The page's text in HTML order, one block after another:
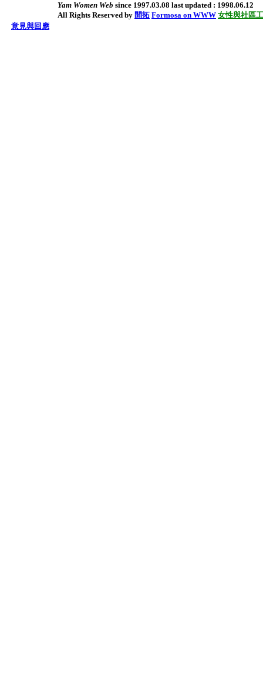
意見與回應
Yam Women Web since 1997.03.08 last updated : 1998.06.12
All Rights Reserved by 開拓 Formosa on WWW 女性與社區